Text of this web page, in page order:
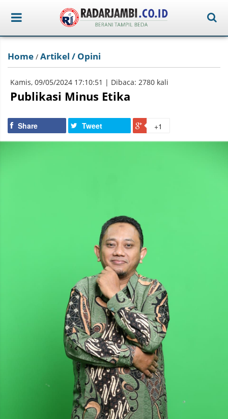
Home / Artikel / Opini
Kamis, 09/05/2024 17:10:51 | Dibaca: 2780 kali
Publikasi Minus Etika
Share Tweet +1